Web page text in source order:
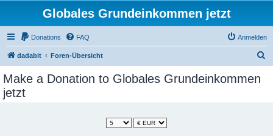
Globales Grundeinkommen jetzt
Donations FAQ Anmelden
dadabit Foren-Übersicht
Make a Donation to Globales Grundeinkommen
jetzt